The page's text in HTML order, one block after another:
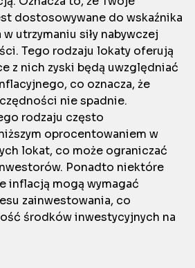
dostosowywane do wskaźnika
utrzymaniu siły nabywczej
Tego rodzaju lokaty oferują
z nich zyski będą uwzględniać
co oznacza, że
nie spadnie.
rodzaju często
oprocentowaniem w
lokat, co może ograniczać
Ponadto niektóre
inflacją mogą wymagać
zainwestowania, co
środków inwestycyjnych na